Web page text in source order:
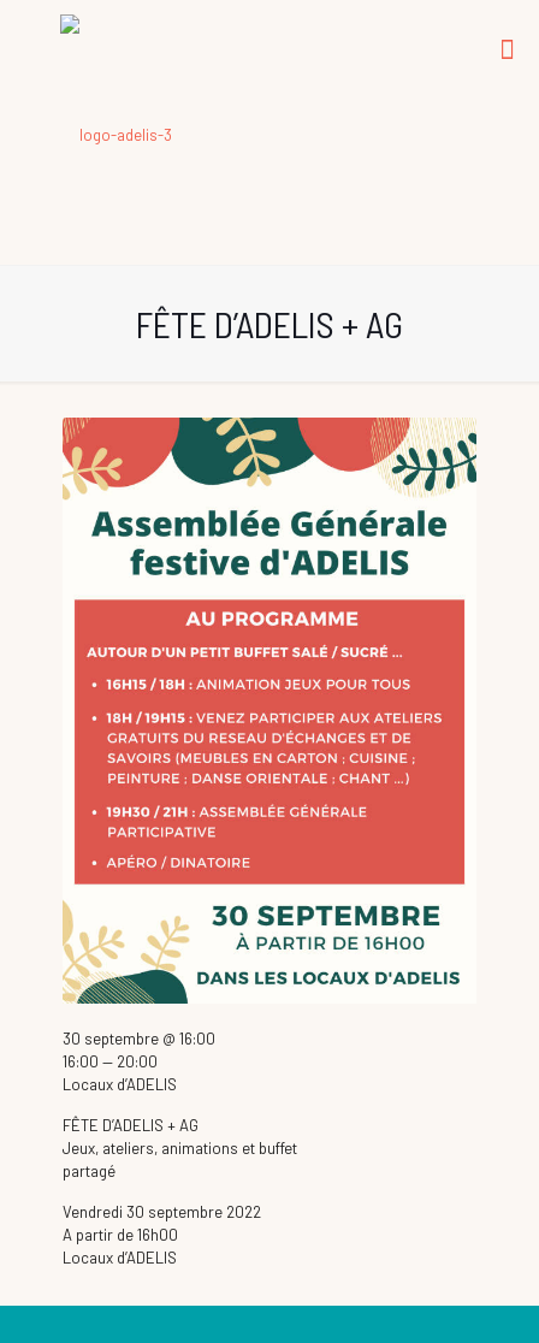
FÊTE D’ADELIS + AG
FÊTE D’ADELIS + AG
Jeux, ateliers, animations et buffet
partagé
Vendredi 30 septembre 2022
A partir de 16h00
Locaux d’ADELIS
30 septembre @ 16:00
16:00 — 20:00
Locaux d’ADELIS